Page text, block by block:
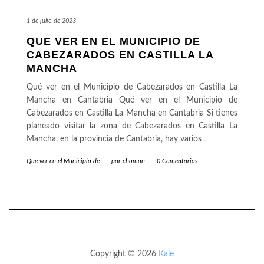
1 de julio de 2023
QUE VER EN EL MUNICIPIO DE
CABEZARADOS EN CASTILLA LA
MANCHA
Qué ver en el Municipio de Cabezarados en Castilla La
Mancha en Cantabria Qué ver en el Municipio de
Cabezarados en Castilla La Mancha en Cantabria Si tienes
planeado visitar la zona de Cabezarados en Castilla La
Mancha, en la provincia de Cantabria, hay varios …
Que ver en el Municipio de - por chomon - 0 Comentarios
Copyright © 2026 Kale